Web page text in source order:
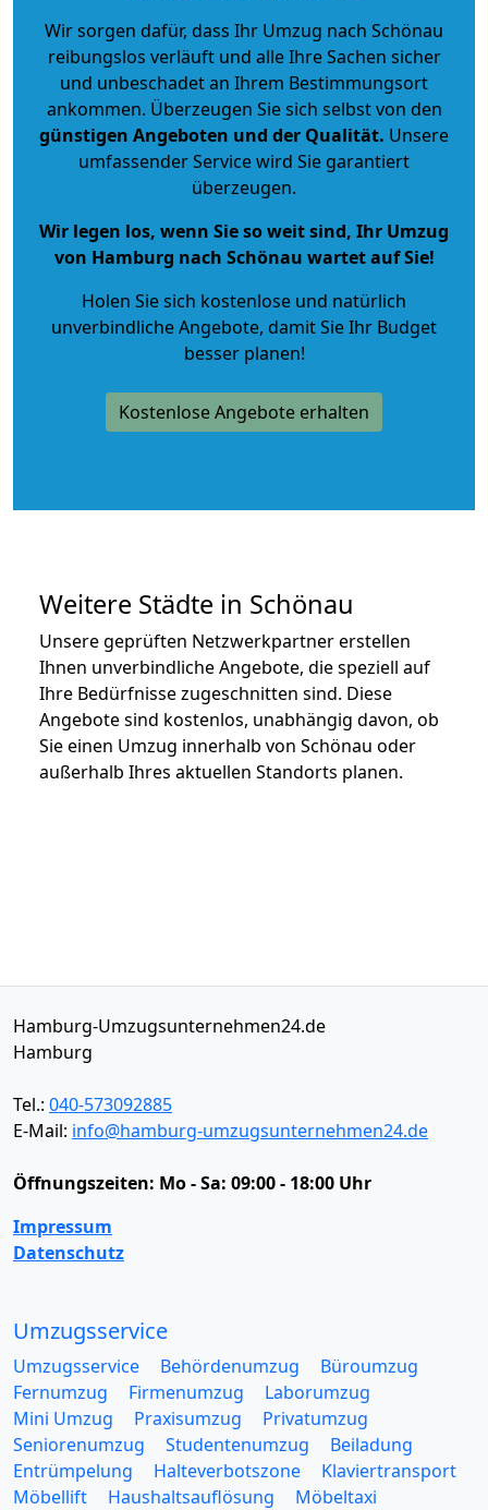
Wir sorgen dafür, dass Ihr Umzug nach Schönau
reibungslos verläuft und alle Ihre Sachen sicher
und unbeschadet an Ihrem Bestimmungsort
ankommen. Überzeugen Sie sich selbst von den
günstigen Angeboten und der Qualität. Unsere
umfassender Service wird Sie garantiert
überzeugen.
Wir legen los, wenn Sie so weit sind, Ihr Umzug
von Hamburg nach Schönau wartet auf Sie!
Holen Sie sich kostenlose und natürlich
unverbindliche Angebote, damit Sie Ihr Budget
besser planen!
Kostenlose Angebote erhalten
Weitere Städte in Schönau
Unsere geprüften Netzwerkpartner erstellen
Ihnen unverbindliche Angebote, die speziell auf
Ihre Bedürfnisse zugeschnitten sind. Diese
Angebote sind kostenlos, unabhängig davon, ob
Sie einen Umzug innerhalb von Schönau oder
außerhalb Ihres aktuellen Standorts planen.
Hamburg-Umzugsunternehmen24.de
Hamburg
Tel.: 040-573092885
E-Mail: info@hamburg-umzugsunternehmen24.de
Öffnungszeiten: Mo - Sa: 09:00 - 18:00 Uhr
Impressum
Datenschutz
Umzugsservice
Umzugsservice Behördenumzug
Büroumzug
Fernumzug
Firmenumzug
Laborumzug
Mini Umzug
Praxisumzug
Privatumzug
Seniorenumzug
Studentenumzug
Beiladung
Entrümpelung
Halteverbotszone
Klaviertransport
Möbellift
Haushaltsauflösung
Möbeltaxi